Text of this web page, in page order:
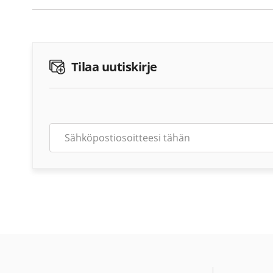
Tilaa uutiskirje